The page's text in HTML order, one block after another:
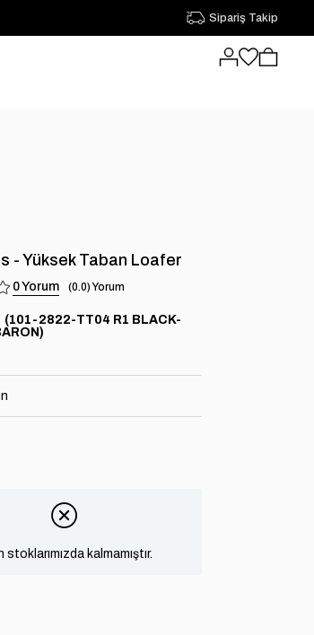
Sipariş Takip
- Yüksek Taban Loafer
0 0.0
(101-2822-TT04 R1 BLACK-
stoklarımızda kalmamıştır.